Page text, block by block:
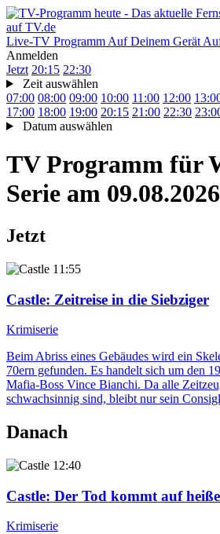
Live-TV Programm Auf Deinem Gerät
Anmelden
Jetzt 20:15 22:30
Zeit auswählen
07:00 08:00 09:00 10:00 11:00 12:00
17:00 18:00 19:00 20:15 21:00 22:30
Datum auswählen
TV Programm für
Serie am 09.08.2026
Jetzt
11:55
Castle: Zeitreise in die Siebziger
Krimiserie
Beim Abriss eines Gebäudes wird ein
70ern gefunden. Es handelt sich um den
Mafia-Boss Vince Bianchi. Da alle
schwachsinnig sind, bleibt nur sein
Danach
12:40
Castle: Der Tod kommt auf
Krimiserie